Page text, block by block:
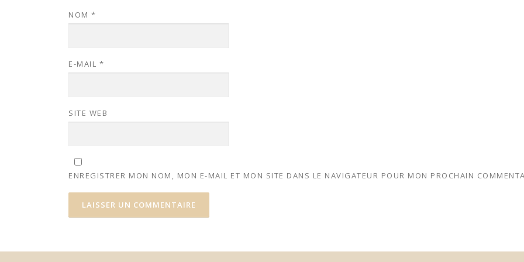
NOM *
E-MAIL *
SITE WEB
ENREGISTRER MON NOM, MON E-MAIL ET MON SITE DANS LE NAVIGATEUR POUR MON PROCHAIN